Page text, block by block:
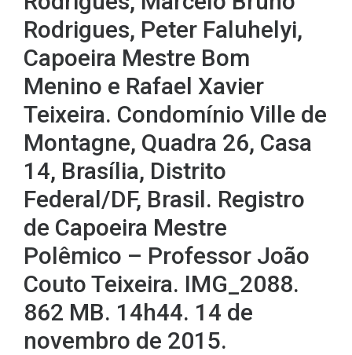
Rodrigues, Peter Faluhelyi,
Capoeira Mestre Bom
Menino e Rafael Xavier
Teixeira. Condomínio Ville de
Montagne, Quadra 26, Casa
14, Brasília, Distrito
Federal/DF, Brasil. Registro
de Capoeira Mestre
Polêmico – Professor João
Couto Teixeira. IMG_2088.
862 MB. 14h44. 14 de
novembro de 2015.